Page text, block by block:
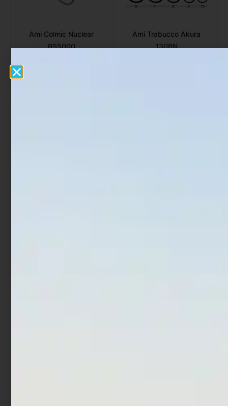
Ami Colmic Nuclear
BS5000
Cashback
Ami Trabucco Akura
130BN